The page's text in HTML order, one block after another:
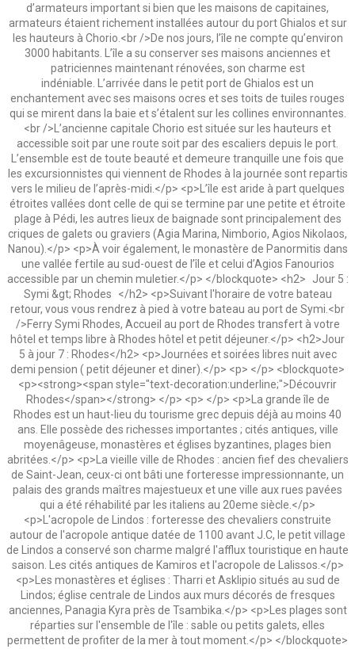
d’armateurs important si bien que les maisons de capitaines,
armateurs étaient richement installées autour du port Ghialos et sur
les hauteurs à Chorio.<br />De nos jours, l’île ne compte qu’environ
3000 habitants. L’île a su conserver ses maisons anciennes et
patriciennes maintenant rénovées, son charme est
indéniable. L’arrivée dans le petit port de Ghialos est un
enchantement avec ses maisons ocres et ses toits de tuiles rouges
qui se mirent dans la baie et s’étalent sur les collines environnantes.
<br />L’ancienne capitale Chorio est située sur les hauteurs et
accessible soit par une route soit par des escaliers depuis le port.
L’ensemble est de toute beauté et demeure tranquille une fois que
les excursionnistes qui viennent de Rhodes à la journée sont repartis
vers le milieu de l’après-midi.</p> <p>L’île est aride à part quelques
étroites vallées dont celle de qui se termine par une petite et étroite
plage à Pédi, les autres lieux de baignade sont principalement des
criques de galets ou graviers (Agia Marina, Nimborio, Agios Nikolaos,
Nanou).</p> <p>À voir également, le monastère de Panormitis dans
une vallée fertile au sud-ouest de l’île et celui d’Agios Fanourios
accessible par un chemin muletier.</p> </blockquote> <h2> Jour 5 :
Symi &gt; Rhodes </h2> <p>Suivant l'horaire de votre bateau
retour, vous vous rendrez à pied à votre bateau au port de Symi.<br
/>Ferry Symi Rhodes, Accueil au port de Rhodes transfert à votre
hôtel et temps libre à Rhodes hôtel et petit déjeuner.</p> <h2>Jour
5 à jour 7 : Rhodes</h2> <p>Journées et soirées libres nuit avec
demi pension ( petit déjeuner et diner).</p> <p> </p> <blockquote>
<p><strong><span style="text-decoration:underline;">Découvrir
Rhodes</span></strong> </p> <p> </p> <p>La grande île de
Rhodes est un haut-lieu du tourisme grec depuis déjà au moins 40
ans. Elle possède des richesses importantes ; cités antiques, ville
moyenâgeuse, monastères et églises byzantines, plages bien
abritées.</p> <p>La vieille ville de Rhodes : ancien fief des chevaliers
de Saint-Jean, ceux-ci ont bâti une forteresse impressionnante, un
palais des grands maîtres majestueux et une ville aux rues pavées
qui a été réhabilité par les italiens au 20eme siècle.</p>
<p>L'acropole de Lindos : forteresse des chevaliers construite
autour de l'acropole antique datée de 1100 avant J.C, le petit village
de Lindos a conservé son charme malgré l'afflux touristique en haute
saison. Les cités antiques de Kamiros et l'acropole de Lalissos.</p>
<p>Les monastères et églises : Tharri et Asklipio situés au sud de
Lindos; église centrale de Lindos aux murs décorés de fresques
anciennes, Panagia Kyra près de Tsambika.</p> <p>Les plages sont
réparties sur l'ensemble de l'île : sable ou petits galets, elles
permettent de profiter de la mer à tout moment.</p> </blockquote>